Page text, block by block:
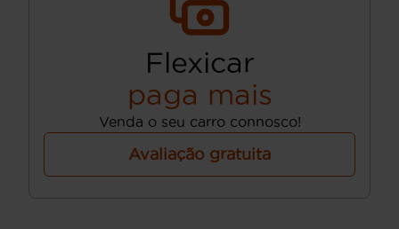
Flexicar
paga mais
Venda o seu carro connosco!
Avaliação gratuita